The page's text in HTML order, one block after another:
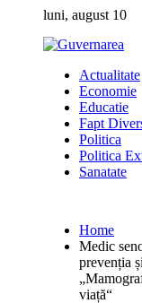
content
luni, august 10
Actualitate
Economie
Educatie
Fapt
Politica
Politica
Sanatate
Home
Medic
prevenția
viață“